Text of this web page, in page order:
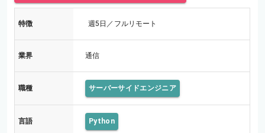
発
特徴 週5日／フルリモート
業界 通信
職種 サーバーサイドエンジニア
言語 Python